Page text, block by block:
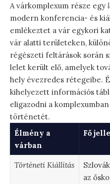
A várkomplexum része egy
modern konferencia- és
emlékeztet a vár egykori
vár alatti területeken,
régészeti feltárások során
lelet került elő, amelyek
hely évezredes rétegeibe.
kihelyezett információs
eligazodni a
történetét.
Élmény a
várban
Fő
Történeti Kiállítás
az